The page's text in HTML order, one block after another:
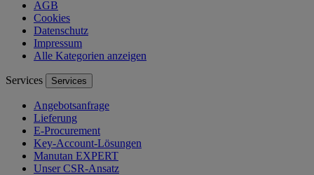
AGB
Cookies
Datenschutz
Impressum
Alle Kategorien anzeigen
Services Services
Angebotsanfrage
Lieferung
E-Procurement
Key-Account-Lösungen
Manutan EXPERT
Unser CSR-Ansatz